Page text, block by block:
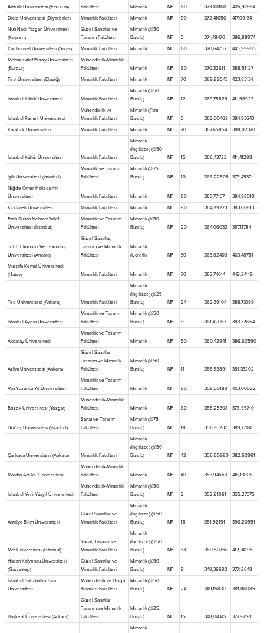
Atatürk Üniversitesi (Erzurum)
Fakültesi
Mimarlık MF 60 373,00160 405,97854
Dicle Üniversitesi (Diyarbakir) Mimarlık Fakültesi Mimarlık MF 90 372,41650 417,09134
Nuh Naci Yazgan Üniversitesi
(Kayseri)
Güzel Sanatlar ve
Tasarım Fakültesi
Mimarlık (%50
Burslu)
MF 5 371,48470 386,88974
Cumhuriyet Üniversitesi (Sivas) Mimarlık Fakültesi Mimarlık MF 60 370,64757 445,99905
Mehmet Akif Ersoy Üniversitesi
(Burdur)
Mühendislik-Mimarlık
Fakültesi
Mimarlık MF 60 370,32611 388,51127
Firat Üniversitesi (Elaziğ) Mimarlık Fakültesi Mimarlık MF 70 369,89543 423,83134
İstanbul Kültür Üniversitesi Mimarlık Fakültesi
Mimarlık (%50
Burslu)
MF 12 369,75829 411,58923
İstanbul Rumeli Üniversitesi
Mühendislik ve
Mimarlık Fakültesi
Mimarlık (Tam
Burslu)
MF 5 369,00469 384,93643
Karabük Üniversitesi Mimarlık Fakültesi Mimarlık MF 70 367,65854 388,92370
İstanbul Kültür Üniversitesi Mimarlık Fakültesi
Mimarlık
(İngilizce) (%50
Burslu)
MF 15 366,43722 411,41298
İşik Üniversitesi (İstanbul)
Mimarlık ve Tasarım
Fakültesi
Mimarlık (%75
Burslu)
MF 10 366,22505 379,45371
Niğde Ömer Halisdemir
Üniversitesi
Mimarlık Fakültesi Mimarlık MF 60 365,77137 384,98019
Kirklareli Üniversitesi Mimarlık Fakültesi Mimarlık MF 80 364,29273 383,60813
Fatih Sultan Mehmet Vakif
Üniversitesi (İstanbul)
Mimarlık ve Tasarım
Fakültesi
Mimarlık (%50
Burslu)
MF 20 364,06032 397,11784
Tobb Ekonomi Ve Teknoloji
Üniversitesi (Ankara)
Güzel Sanatlar,
Tasarım ve Mimarlık
Fakültesi
Mimarlık
(Ücretli)
MF 30 363,82403 403,48781
Mustafa Kemal Üniversitesi
(Hatay)
Mimarlık Fakültesi Mimarlık MF 70 362,74014 449,24119
Ted Üniversitesi (Ankara) Mimarlık Fakültesi
Mimarlık
(İngilizce) (%25
Burslu)
MF 24 362,39104 388,73399
İstanbul Aydin Üniversitesi
Mimarlık ve Tasarım
Fakültesi
Mimarlık (%50
Burslu)
MF 9 361,42067 383,32654
Aksaray Üniversitesi
Mimarlık ve Tasarım
Fakültesi
Mimarlık MF 50 360,42941 386,60590
Atilim Üniversitesi (Ankara)
Güzel Sanatlar
Tasarım ve Mimarlık
Fakültesi
Mimarlık (%50
Burslu)
MF 11 358,83891 381,33202
Van Yüzüncü Yil Üniversitesi
Mimarlık ve Tasarım
Fakültesi
Mimarlık MF 60 358,50189 403,00022
Bozok Üniversitesi (Yozgat)
Mühendislik-Mimarlık
Fakültesi
Mimarlık MF 60 358,25308 376,95710
Doğuş Üniversitesi (İstanbul)
Sanat ve Tasarım
Fakültesi
Mimarlık (%75
Burslu)
MF 18 356,93237 389,77041
Çankaya Üniversitesi (Ankara) Mimarlık Fakültesi
Mimarlık
(İngilizce) (%50
Burslu)
MF 42 356,60980 382,60961
Mardin Artuklu Üniversitesi
Mühendislik-Mimarlık
Fakültesi
Mimarlık MF 40 353,94553 416,13006
İstanbul Yeni Yüzyil Üniversitesi
Mühendislik-Mimarlık
Fakültesi
Mimarlık (%50
Burslu)
MF 2 352,81961 355,27375
Antalya Bilim Üniversitesi
Güzel Sanatlar ve
Mimarlık Fakültesi
Mimarlık
(İngilizce) (%50
Burslu)
MF 18 351,92191 396,20951
Mef Üniversitesi (İstanbul)
Sanat, Tasarım ve
Mimarlık Fakültesi
Mimarlık
(İngilizce) (%50
Burslu)
MF 33 350,50758 412,34195
Hasan Kalyoncu Üniversitesi
(Gaziantep)
Güzel Sanatlar ve
Mimarlık Fakültesi
Mimarlık (%50
Burslu)
MF 8 349,36692 377,12648
İstanbul Sabahattin Zaim
Üniversitesi
Mühendislik ve Doğa
Bilimleri Fakültesi
Mimarlık (%50
Burslu)
MF 24 349,15830 381,86085
Başkent Üniversitesi (Ankara)
Güzel Sanatlar
Tasarım ve Mimarlık
Fakültesi
Mimarlık (%25
Burslu)
MF 15 348,04345 377,97181
Mimarlık